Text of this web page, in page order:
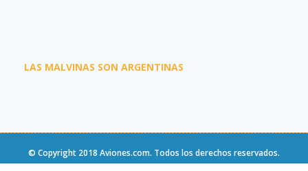
LAS MALVINAS SON ARGENTINAS
© Copyright 2018 Aviones.com. Todos los derechos reservados.